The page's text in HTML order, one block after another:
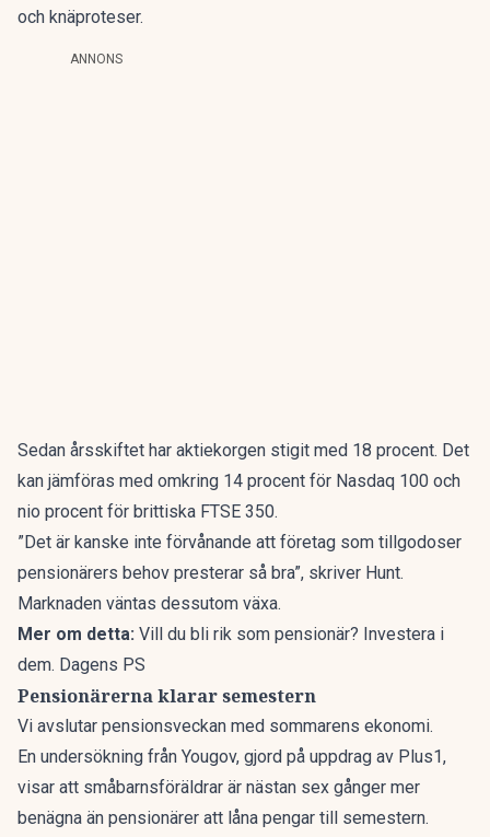
och knäproteser.
ANNONS
Sedan årsskiftet har aktiekorgen stigit med 18 procent. Det
kan jämföras med omkring 14 procent för Nasdaq 100 och
nio procent för brittiska FTSE 350.
”Det är kanske inte förvånande att företag som tillgodoser
pensionärers behov presterar så bra”, skriver Hunt.
Marknaden väntas dessutom växa.
Mer om detta: Vill du bli rik som pensionär? Investera i
dem. Dagens PS
Pensionärerna klarar semestern
Vi avslutar pensionsveckan med sommarens ekonomi.
En undersökning från Yougov, gjord på uppdrag av Plus1,
visar att småbarnsföräldrar är nästan sex gånger mer
benägna än pensionärer att låna pengar till semestern.